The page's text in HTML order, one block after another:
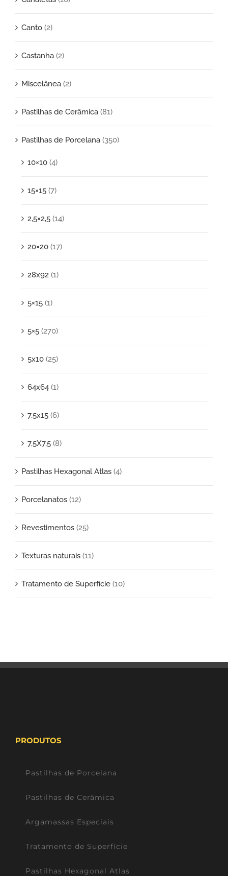
Canto (2)
Castanha (2)
Miscelânea (2)
Pastilhas de Cerâmica (81)
Pastilhas de Porcelana (350)
10×10 (4)
15×15 (7)
2,5×2,5 (14)
20×20 (17)
28x92 (1)
5×15 (1)
5×5 (270)
5x10 (25)
64x64 (1)
7,5x15 (6)
7,5X7,5 (8)
Pastilhas Hexagonal Atlas (4)
Porcelanatos (12)
Revestimentos (25)
Texturas naturais (11)
Tratamento de Superfície (10)
PRODUTOS
Pastilhas de Porcelana
Pastilhas de Cerâmica
Argamassas Especiais
Tratamento de Superfície
Pastilhas Hexagonal Atlas